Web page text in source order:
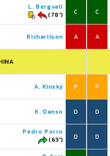
L. Bergvall
(78')
C
Richarlison A
A. Kinský P
K. Danso D
Pedro Porro
(63')
D
C
A
P
D
D